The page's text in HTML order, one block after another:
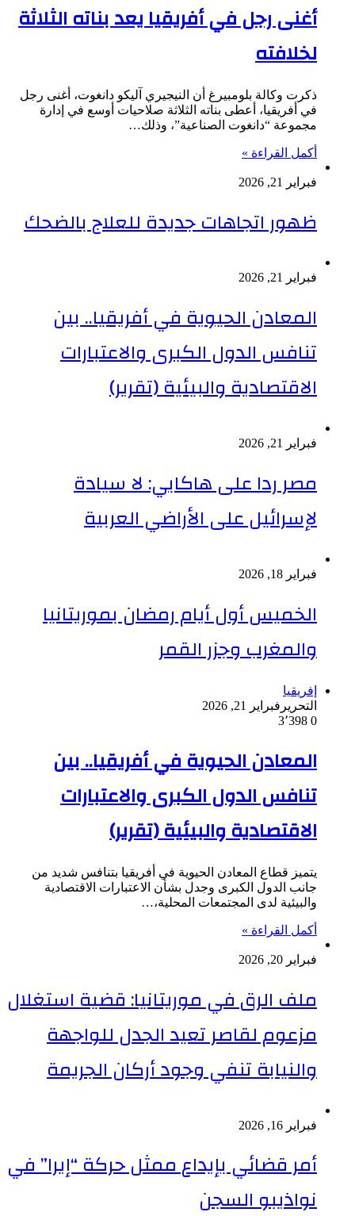
أغنى رجل في أفريقيا يعد بناته الثلاثة
لخلافته
ذكرت وكالة بلومبيرغ أن النيجيري آليكو دانغوت، أغنى رجل
في أفريقيا، أعطى بناته الثلاثة صلاحيات أوسع في إدارة
مجموعة “دانغوت الصناعية”، وذلك…
أكمل القراءة »
فبراير 21, 2026
ظهور اتجاهات جديدة للعلاج بالضحك
فبراير 21, 2026
المعادن الحيوية في أفريقيا.. بين
تنافس الدول الكبرى والاعتبارات
الاقتصادية والبيئية (تقرير)
فبراير 21, 2026
مصر ردا على هاكابي: لا سيادة
لإسرائيل على الأراضي العربية
فبراير 18, 2026
الخميس أول أيام رمضان بموريتانيا
والمغرب وجزر القمر
إفريقيا
التحرير فبراير 21, 2026
0
المعادن الحيوية في أفريقيا.. بين
تنافس الدول الكبرى والاعتبارات
الاقتصادية والبيئية (تقرير)
يتميز قطاع المعادن الحيوية في أفريقيا بتنافس شديد من
جانب الدول الكبرى وجدل بشأن الاعتبارات الاقتصادية
والبيئية لدى المجتمعات المحلية،…
أكمل القراءة »
فبراير 20, 2026
ملف الرق في موريتانيا: قضية استغلال
مزعوم لقاصر تعيد الجدل للواجهة
والنيابة تنفي وجود أركان الجريمة
فبراير 16, 2026
أمر قضائي بإيداع ممثل حركة “إيرا” في
نواذيبو السجن